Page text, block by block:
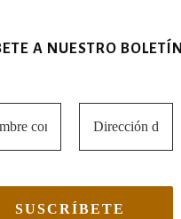
A NUESTRO BOLETÍN